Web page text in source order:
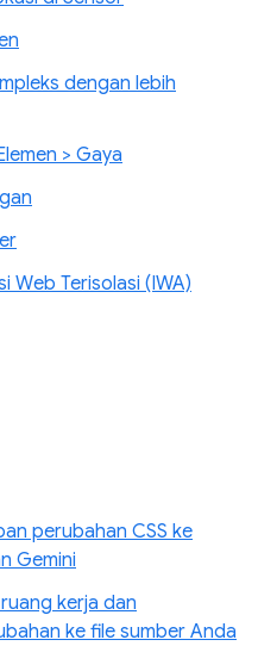
dengan lebih
> Gaya
Web Terisolasi (IWA)
perubahan CSS ke
Gemini
kerja dan
ke file sumber Anda